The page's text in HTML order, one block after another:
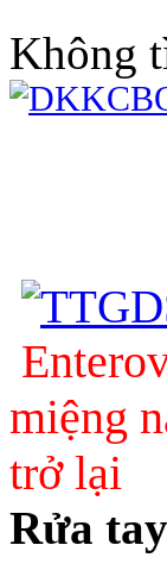
Không
miệng
trở lại
Rửa